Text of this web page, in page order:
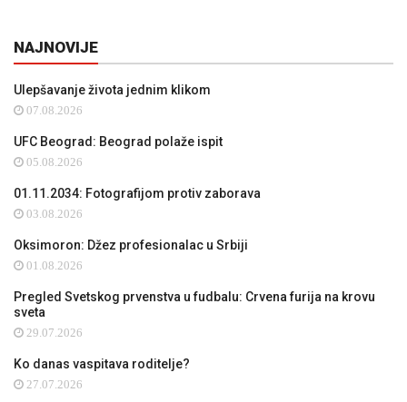
NAJNOVIJE
Ulepšavanje života jednim klikom
07.08.2026
UFC Beograd: Beograd polaže ispit
05.08.2026
01.11.2034: Fotografijom protiv zaborava
03.08.2026
Oksimoron: Džez profesionalac u Srbiji
01.08.2026
Pregled Svetskog prvenstva u fudbalu: Crvena furija na krovu
sveta
29.07.2026
Ko danas vaspitava roditelje?
27.07.2026